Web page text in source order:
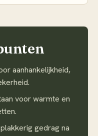
aanhankelijkheid,
voor warmte en
gedrag na